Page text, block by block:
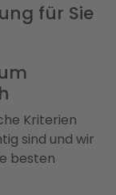
für Sie
Kriterien
sind und wir
besten